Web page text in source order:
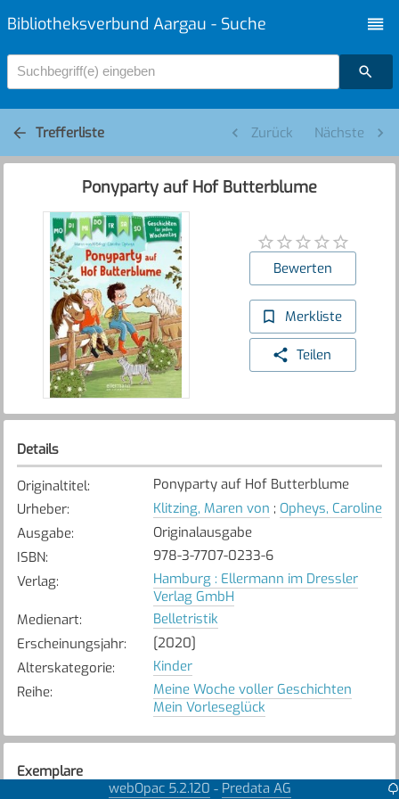
Bibliotheksverbund Aargau - Suche
Suchbegriff(e) eingeben
Trefferliste Zurück Nächste
Ponyparty auf Hof Butterblume
Bewerten
Merkliste
Teilen
Details
Originaltitel:
Ponyparty auf Hof Butterblume
Urheber: Klitzing, Maren von ; Opheys, Caroline
Ausgabe:
Originalausgabe
ISBN:
978-3-7707-0233-6
Verlag:
Hamburg : Ellermann im Dressler
Verlag GmbH
Medienart:
Belletristik
Erscheinungsjahr:
[2020]
Alterskategorie:
Kinder
Reihe:
Meine Woche voller Geschichten
Mein Vorleseglück
Exemplare
webOpac 5.2.120 - Predata AG